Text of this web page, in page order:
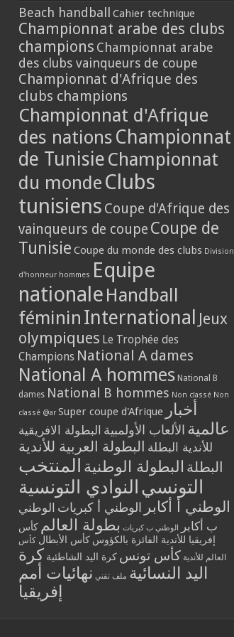
Beach handball Cahier technique
Championnat arabe des clubs
champions Championnat arabe
des clubs vainqueurs de coupe
Championnat d'Afrique des
clubs champions
Championnat d'Afrique
des nations Championnat
de Tunisie Championnat
du monde Clubs
tunisiens Coupe d'Afrique des
vainqueurs de coupe Coupe de
Tunisie Coupe du monde des clubs Division
d'honneur hommes Equipe
nationale Handball
féminin International Jeux
olympiques Le Trophée des
Champions National A dames
National A hommes National B
dames National B hommes Non classé Non
classé @ar Super coupe d'Afrique أخبار
عالمية الألعاب الأولمبية البطولة الافريقية
للأندية البطلة البطولة العربية للأندية
البطلة البطولة الوطنية المنتخب
التونسي النوادي التونسية
الوطني أ أكابر الوطني أ كبريات الوطني
ب أكابر
الوطني ب كبريات بطولة العالم كأس
إفريقيا للأندية الفائزة بالكؤوس كأس الأبطال كأس
العالم للأندية كأس تونس كرة اليد الشاطئية كرة
اليد النسائية ملف تقني نهائيات أمم
إفريقيا